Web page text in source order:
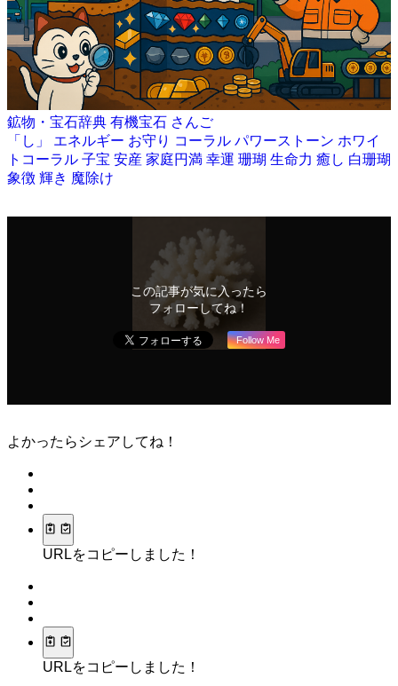
鉱物・宝石辞典 有機宝石 さんご
「し」 エネルギー お守り コーラル パワーストーン ホワイ
トコーラル 子宝 安産 家庭円満 幸運 珊瑚 生命力 癒し 白珊瑚
象徴 輝き 魔除け
この記事が気に入ったら
フォローしてね！
Follow Me
よかったらシェアしてね！
URLをコピーしました！
URLをコピーしました！